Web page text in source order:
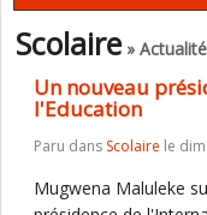
Scolaire» Actualité
Un nouveau
l'Education
Paru dans Scolaire le
Mugwena Maluleke